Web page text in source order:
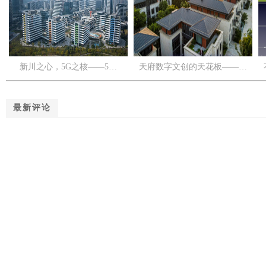
新川之心，5G之核——5… 天府数字文创的天花板——…
最新评论